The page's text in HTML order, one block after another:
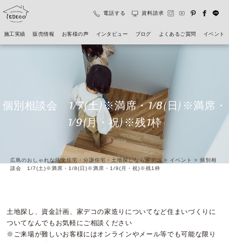
施工実績 販売情報 お客様の声 インタビュー ブログ よくあるご質問 イベント
電話する 資料請求
個別相談会 1/7(土)※満席・1/8(日)※満席・
1/9(月・祝)※残1枠
広島のおしゃれな注文住宅・分譲住宅・土地探しなら家デコ> イベント > 個別相
談会 1/7(土)※満席・1/8(日)※満席・1/9(月・祝)※残1枠
土地探し、資金計画、家デコの家造りについてなど住まいづくりに
ついてなんでもお気軽にご相談ください
※ご来場が難しいお客様にはオンラインやメール等でも可能な限り